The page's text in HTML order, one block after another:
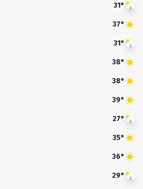
31°
37°
31°
38°
38°
39°
27°
35°
36°
29°